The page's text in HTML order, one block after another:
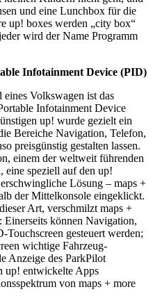
und eine Lunchbox für die
up! boxes werden „city box“
wird der Name Programm
Infotainment Device (PID)
eines Volkswagen ist das
Infotainment Device
up! wurde gezielt ein
Bereiche Navigation, Telefon,
preisgünstig gestalten lassen.
einem der weltweit führenden
eine speziell auf den up!
Lösung – maps +
der Mittelkonsole eingeklickt.
Art, verschmilzt maps +
können Navigation,
gesteuert werden;
wichtige Fahrzeug-
Anzeige des ParkPilot
up! entwickelte Apps
von maps + more